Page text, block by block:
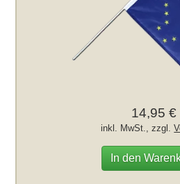
14,95 €
inkl. MwSt., zzgl.
In den